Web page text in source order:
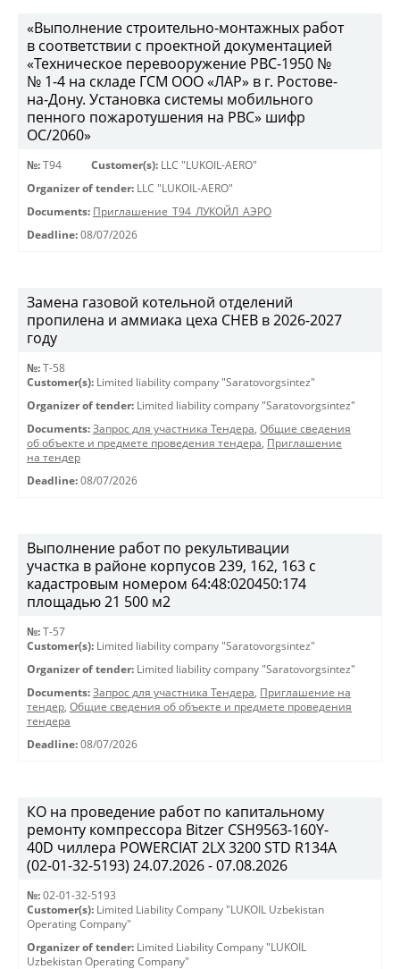
«Выполнение строительно-монтажных работ
в соответствии с проектной документацией
«Техническое перевооружение РВС-1950 №
№ 1-4 на складе ГСМ ООО «ЛАР» в г. Ростове-
на-Дону. Установка системы мобильного
пенного пожаротушения на РВС» шифр
ОС/2060»
№: Т94 Customer(s): LLC "LUKOIL-AERO"
Organizer of tender: LLC "LUKOIL-AERO"
Documents: Приглашение_Т94_ЛУКОЙЛ_АЭРО
Deadline: 08/07/2026
Замена газовой котельной отделений
пропилена и аммиака цеха СНЕВ в 2026-2027
году
№: Т-58
Customer(s): Limited liability company "Saratovorgsintez"
Organizer of tender: Limited liability company "Saratovorgsintez"
Documents: Запрос для участника Тендера, Общие сведения
об объекте и предмете проведения тендера, Приглашение
на тендер
Deadline: 08/07/2026
Выполнение работ по рекультивации
участка в районе корпусов 239, 162, 163 с
кадастровым номером 64:48:020450:174
площадью 21 500 м2
№: T-57
Customer(s): Limited liability company "Saratovorgsintez"
Organizer of tender: Limited liability company "Saratovorgsintez"
Documents: Запрос для участника Тендера, Приглашение на
тендер, Общие сведения об объекте и предмете проведения
тендера
Deadline: 08/07/2026
КО на проведение работ по капитальному
ремонту компрессора Bitzer CSH9563-160Y-
40D чиллера POWERCIAT 2LX 3200 STD R134A
(02-01-32-5193) 24.07.2026 - 07.08.2026
№: 02-01-32-5193
Customer(s): Limited Liability Company "LUKOIL Uzbekistan
Operating Company"
Organizer of tender: Limited Liability Company "LUKOIL
Uzbekistan Operating Company"